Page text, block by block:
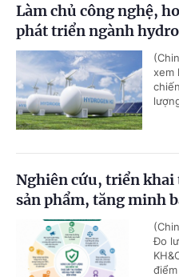
Làm chủ công nghệ,
phát triển ngành
xem
Nghiên cứu, triển khai
sản phẩm, tăng minh
Đo